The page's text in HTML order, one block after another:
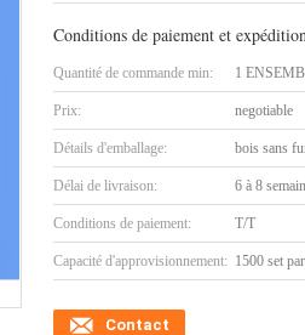
Conditions de paiement et
Quantité de commande min: 1
Prix: negotiable
Détails d'emballage: bois sans
Délai de livraison: 6 à 8
Conditions de paiement: T/T
Capacité d'approvisionnement: 1500 set
Contact